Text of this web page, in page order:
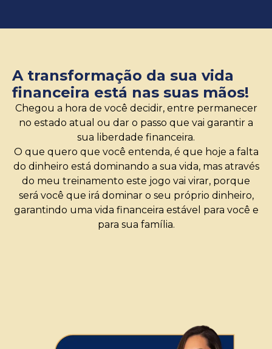
A transformação da sua vida
financeira está nas suas mãos!
Chegou a hora de você decidir, entre permanecer
no estado atual ou dar o passo que vai garantir a
sua liberdade financeira.
O que quero que você entenda, é que hoje a falta
do dinheiro está dominando a sua vida, mas através
do meu treinamento este jogo vai virar, porque
será você que irá dominar o seu próprio dinheiro,
garantindo uma vida financeira estável para você e
para sua família.